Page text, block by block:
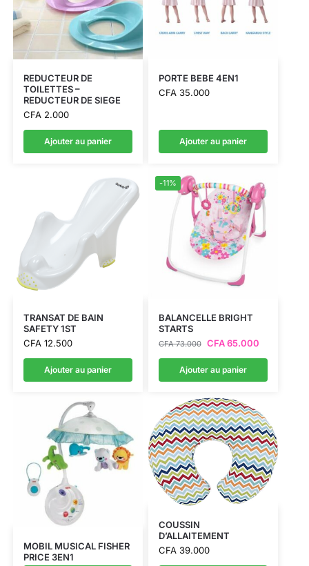
REDUCTEUR DE
TOILETTES –
REDUCTEUR DE SIEGE
CFA2.000
Ajouter au panier
PORTE BEBE 4EN1
CFA35.000
Ajouter au panier
TRANSAT DE BAIN
SAFETY 1ST
CFA12.500
Ajouter au panier
-11%
BALANCELLE BRIGHT
STARTS
CFA73.000 CFA65.000
Ajouter au panier
MOBIL MUSICAL FISHER
PRICE 3EN1
COUSSIN
D’ALLAITEMENT
CFA39.000